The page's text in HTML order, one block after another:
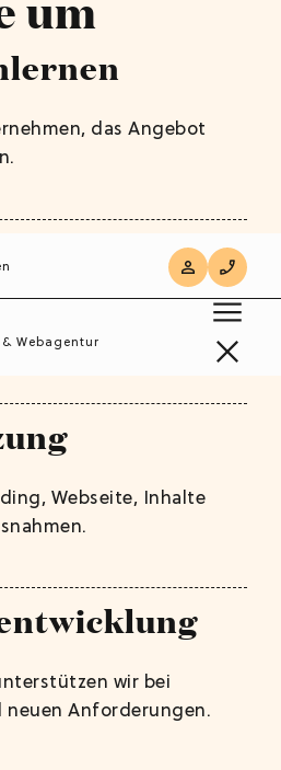
Webagentur
das Angebot
wir Prioritäten, Umfang
Webseite, Inhalte
wir bei
Anforderungen.